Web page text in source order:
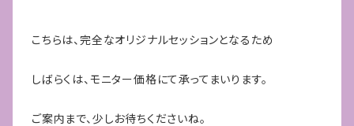
こちらは、完全なオリジナルセッションとなるため
しばらくは、モニター価格にて承ってまいります。
ご案内まで、少しお待ちくださいね。